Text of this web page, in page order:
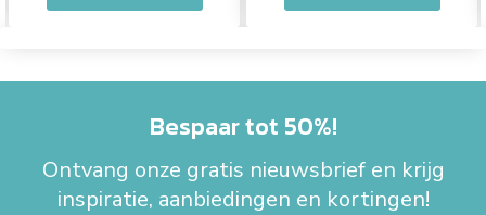
Bespaar tot 50%!
Ontvang onze gratis nieuwsbrief en krijg
inspiratie, aanbiedingen en kortingen!